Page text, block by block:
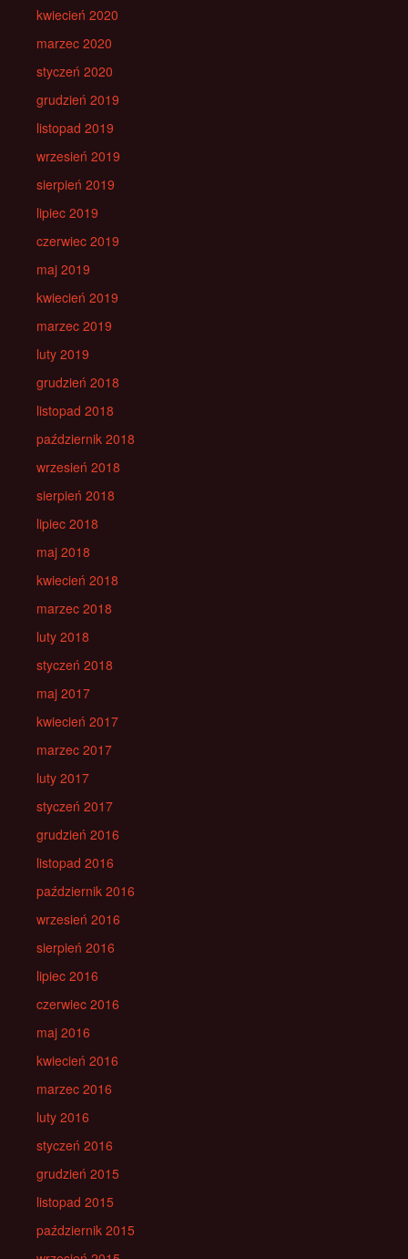
kwiecień 2020
marzec 2020
styczeń 2020
grudzień 2019
listopad 2019
wrzesień 2019
sierpień 2019
lipiec 2019
czerwiec 2019
maj 2019
kwiecień 2019
marzec 2019
luty 2019
grudzień 2018
listopad 2018
październik 2018
wrzesień 2018
sierpień 2018
lipiec 2018
maj 2018
kwiecień 2018
marzec 2018
luty 2018
styczeń 2018
maj 2017
kwiecień 2017
marzec 2017
luty 2017
styczeń 2017
grudzień 2016
listopad 2016
październik 2016
wrzesień 2016
sierpień 2016
lipiec 2016
czerwiec 2016
maj 2016
kwiecień 2016
marzec 2016
luty 2016
styczeń 2016
grudzień 2015
listopad 2015
październik 2015